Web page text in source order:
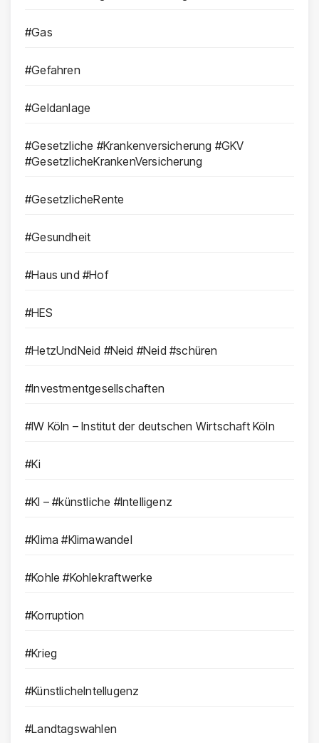
#Gas
#Gefahren
#Geldanlage
#Gesetzliche #Krankenversicherung #GKV
#GesetzlicheKrankenVersicherung
#GesetzlicheRente
#Gesundheit
#Haus und #Hof
#HES
#HetzUndNeid #Neid #Neid #schüren
#Investmentgesellschaften
#IW Köln – Institut der deutschen Wirtschaft Köln
#Ki
#KI – #künstliche #Intelligenz
#Klima #Klimawandel
#Kohle #Kohlekraftwerke
#Korruption
#Krieg
#KünstlicheIntellugenz
#Landtagswahlen